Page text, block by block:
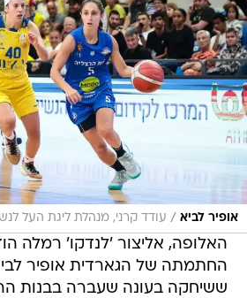
אופיר לביא / עודד קרני, מנהלת ליגת העל
האלופה, אליצור 'לנדקו' רמלה
ששיחקה בעונה שעברה בבנות